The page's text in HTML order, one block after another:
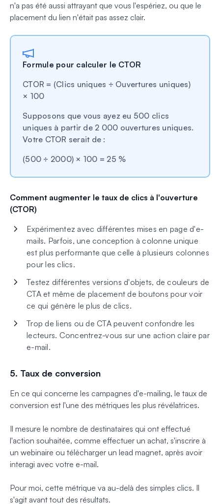
n'a pas été aussi attrayant que vous l'espériez, ou que le
placement du lien n'était pas assez clair.
Formule pour calculer le CTOR
CTOR = (Clics uniques ÷ Ouvertures uniques)
× 100
Supposons que vous ayez eu 500 clics
uniques à partir de 2 000 ouvertures uniques.
Votre CTOR serait de :
(500 ÷ 2000) × 100 = 25 %
Comment augmenter le taux de clics à l'ouverture
(CTOR)
Expérimentez avec différentes mises en page d'e-
mails. Parfois, une conception à colonne unique
est plus performante que celle à plusieurs colonnes
pour les clics.
Testez différentes versions d'objets, de couleurs de
CTA et même de placement de boutons pour voir
ce qui génère le plus de clics.
Trop de liens ou de CTA peuvent confondre les
lecteurs. Concentrez-vous sur une action claire par
e-mail.
5. Taux de conversion
En ce qui concerne les campagnes d'e-mailing, le taux de
conversion est l'une des métriques les plus révélatrices.
Il mesure le nombre de destinataires qui ont effectué
l'action souhaitée, comme effectuer un achat, s'inscrire à
un webinaire ou télécharger un lead magnet, après avoir
interagi avec votre e-mail.
Pour moi, cette métrique va au-delà des simples clics. Il
s'agit avant tout des résultats.